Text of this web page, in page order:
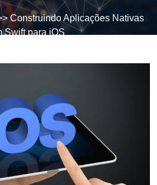
Construindo Aplicações Nativas
Swift para iOS